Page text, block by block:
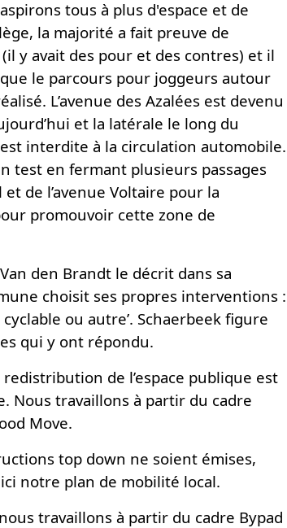
tous à plus d'espace et de
la majorité a fait preuve de
y avait des pour et des contres) et il
le parcours pour joggeurs autour
L’avenue des Azalées est devenu
et la latérale le long du
interdite à la circulation automobile.
test en fermant plusieurs passages
et de l’avenue Voltaire pour la
promouvoir cette zone de
den Brandt le décrit dans sa
choisit ses propres interventions :
ou autre’. Schaerbeek figure
qui y ont répondu.
redistribution de l’espace publique est
Nous travaillons à partir du cadre
Move.
top down ne soient émises,
notre plan de mobilité local.
travaillons à partir du cadre Bypad